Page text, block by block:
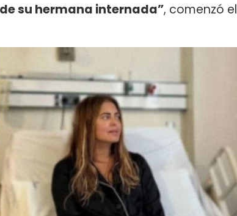
su hermana internada”, comenzó el